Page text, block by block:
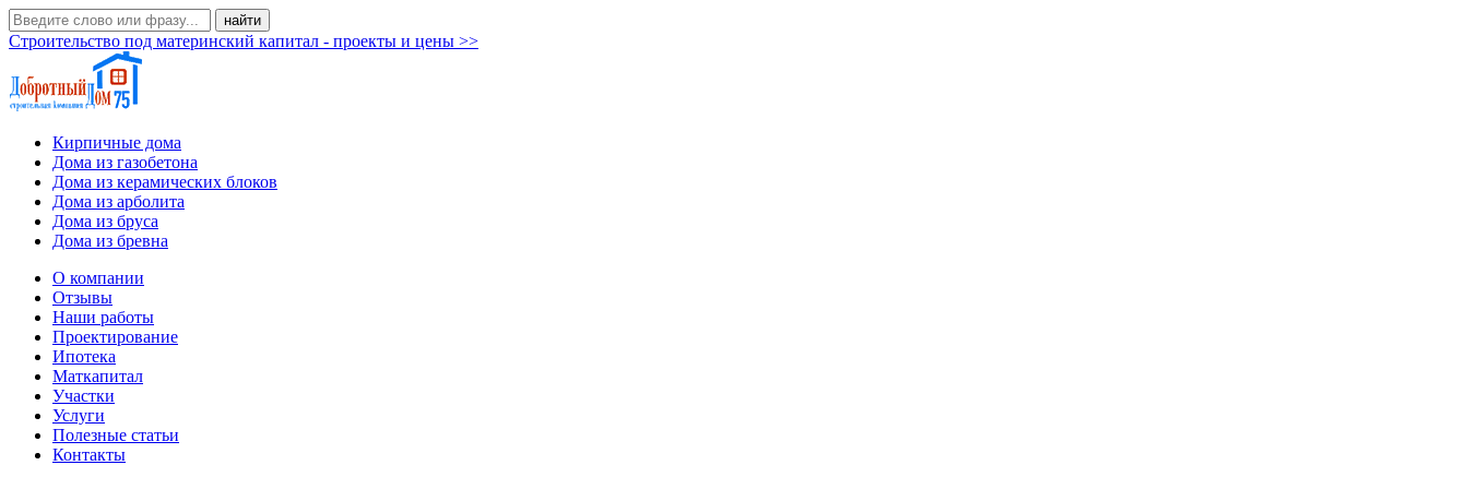
Строительство под материнский капитал - проекты и цены >>
Кирпичные дома
Дома из газобетона
Дома из керамических блоков
Дома из арболита
Дома из бруса
Дома из бревна
О компании
Отзывы
Наши работы
Проектирование
Ипотека
Маткапитал
Участки
Услуги
Полезные статьи
Контакты